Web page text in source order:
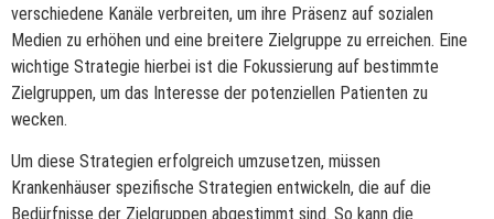
verschiedene Kanäle verbreiten, um ihre Präsenz auf sozialen
Medien zu erhöhen und eine breitere Zielgruppe zu erreichen. Eine
wichtige Strategie hierbei ist die Fokussierung auf bestimmte
Zielgruppen, um das Interesse der potenziellen Patienten zu
wecken.
Um diese Strategien erfolgreich umzusetzen, müssen
Krankenhäuser spezifische Strategien entwickeln, die auf die
Bedürfnisse der Zielgruppen abgestimmt sind. So kann die